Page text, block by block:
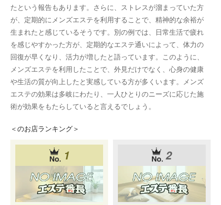
たという報告もあります。さらに、ストレスが溜まっていた方
が、定期的にメンズエステを利用することで、精神的な余裕が
生まれたと感じているそうです。別の例では、日常生活で疲れ
を感じやすかった方が、定期的なエステ通いによって、体力の
回復が早くなり、活力が増したと語っています。このように、
メンズエステを利用したことで、外見だけでなく、心身の健康
や生活の質が向上したと実感している方が多くいます。メンズ
エステの効果は多岐にわたり、一人ひとりのニーズに応じた施
術が効果をもたらしていると言えるでしょう。
＜のお店ランキング＞
1 2